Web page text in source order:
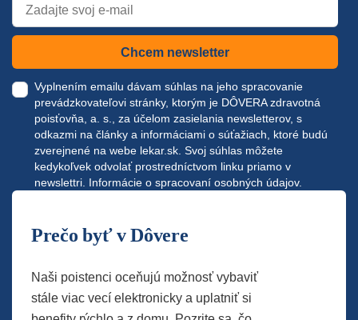
Chcem newsletter
Vyplnením emailu dávam súhlas na jeho spracovanie
prevádzkovateľovi stránky, ktorým je DÔVERA zdravotná
poisťovňa, a. s., za účelom zasielania newsletterov, s
odkazmi na články a informáciami o súťažiach, ktoré budú
zverejnené na webe lekar.sk . Svoj súhlas môžete
kedykoľvek odvolať prostredníctvom linku priamo v
newslettri. Informácie o spracovaní osobných údajov.
Prečo byť v Dôvere
Naši poistenci oceňujú možnosť vybaviť
stále viac vecí elektronicky a uplatniť si